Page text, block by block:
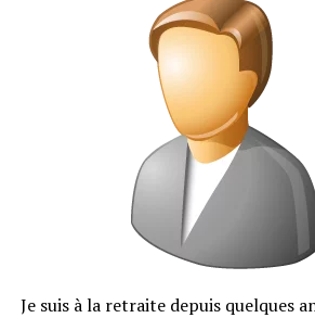
Je suis à la retraite depuis quelques